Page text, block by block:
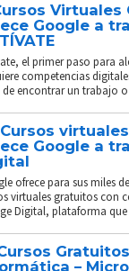
Virtuales
Google a
el primer paso para
competencias
encontrar un trabajo o
Google a
ofrece para sus miles
virtuales gratuitos con
Digital, plataforma
–